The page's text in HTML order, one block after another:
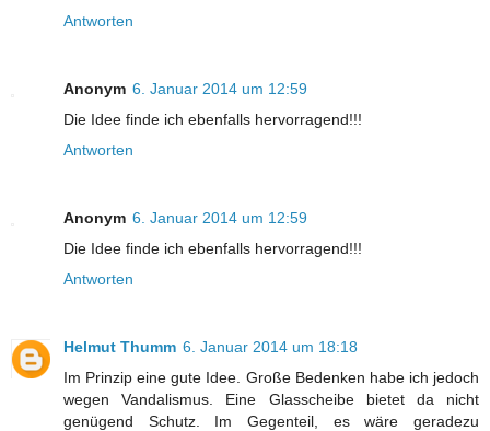
Antworten
Anonym 6. Januar 2014 um 12:59
Die Idee finde ich ebenfalls hervorragend!!!
Antworten
Anonym 6. Januar 2014 um 12:59
Die Idee finde ich ebenfalls hervorragend!!!
Antworten
Helmut Thumm 6. Januar 2014 um 18:18
Im Prinzip eine gute Idee. Große Bedenken habe ich jedoch
wegen Vandalismus. Eine Glasscheibe bietet da nicht
genügend Schutz. Im Gegenteil, es wäre geradezu